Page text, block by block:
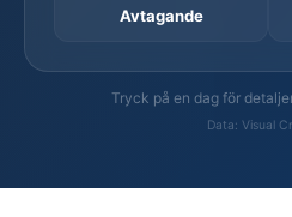
Avtagande
Tryck på en dag för
Data: Visual